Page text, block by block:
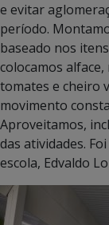
e evitar
período.
baseado nos
colocamos
tomates e cheiro
movimento
Aproveitamos,
das atividades.
escola, Edvaldo